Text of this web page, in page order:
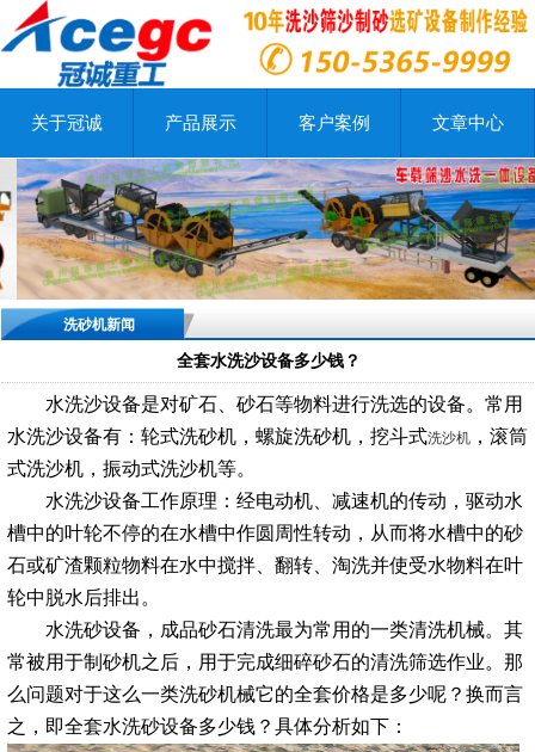
关于冠诚 产品展示 客户案例 文章中心
洗砂机新闻
全套水洗沙设备多少钱？
水洗沙设备是对矿石、砂石等物料进行洗选的设备。常用
水洗沙设备有：轮式洗砂机，螺旋洗砂机，挖斗式洗沙机 ，滚筒
式洗沙机，振动式洗沙机等。
水洗沙设备工作原理：经电动机、减速机的传动，驱动水
槽中的叶轮不停的在水槽中作圆周性转动，从而将水槽中的砂
石或矿渣颗粒物料在水中搅拌、翻转、淘洗并使受水物料在叶
轮中脱水后排出。
水洗砂设备，成品砂石清洗最为常用的一类清洗机械。其
常被用于制砂机之后，用于完成细碎砂石的清洗筛选作业。那
么问题对于这么一类洗砂机械它的全套价格是多少呢？换而言
之，即全套水洗砂设备多少钱？具体分析如下：